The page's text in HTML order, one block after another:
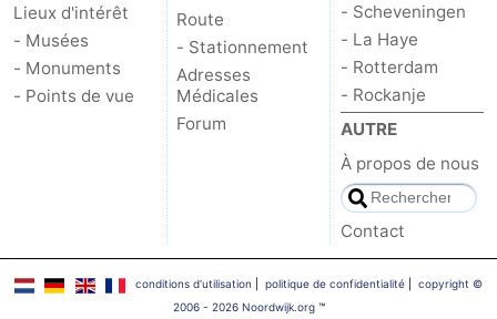
Lieux d'intérêt
- Musées
- Monuments
- Points de vue
Route
- Stationnement
Adresses
Médicales
Forum
- Scheveningen
- La Haye
- Rotterdam
- Rockanje
AUTRE
À propos de nous
Contact
conditions d‘utilisation politique de confidentialité| copyright ©
2006 - 2026 Noordwijk.org™